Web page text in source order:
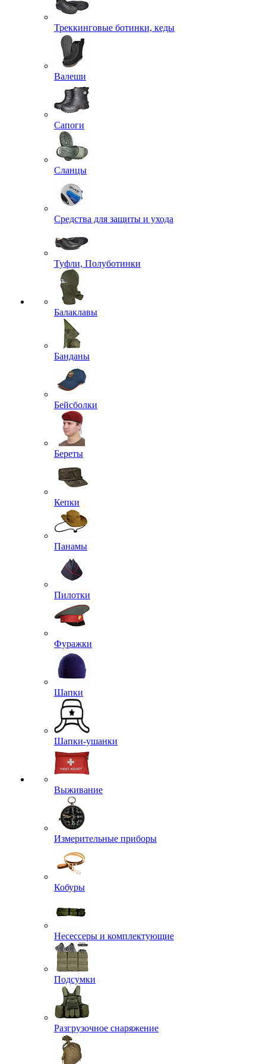
Треккинговые ботинки, кеды
Валеши
Сапоги
Сланцы
Средства для защиты и ухода
Туфли, Полуботинки
Балаклавы
Банданы
Бейсболки
Береты
Кепки
Панамы
Пилотки
Фуражки
Шапки
Шапки-ушанки
Выживание
Измерительные приборы
Кобуры
Несессеры и комплектующие
Подсумки
Разгрузочное снаряжение